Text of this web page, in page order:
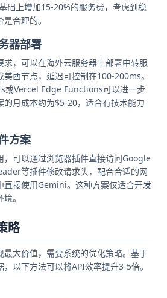
础上增加15-20%的服务费，考虑到稳
合理的。
器部署
，可以在海外云服务器上部署中转服
西节点，延迟可控制在100-200ms。
Vercel Edge Functions可以进一步
的月成本约为$5-20，适合有技术能力
方案
，可以通过浏览器插件直接访问Google
等插件修改请求头，配合合适的网
直接使用Gemini。这种方案仅适合开发
。
略
最大价值，需要系统的优化策略。基于
以下方法可以将API效率提升3-5倍。